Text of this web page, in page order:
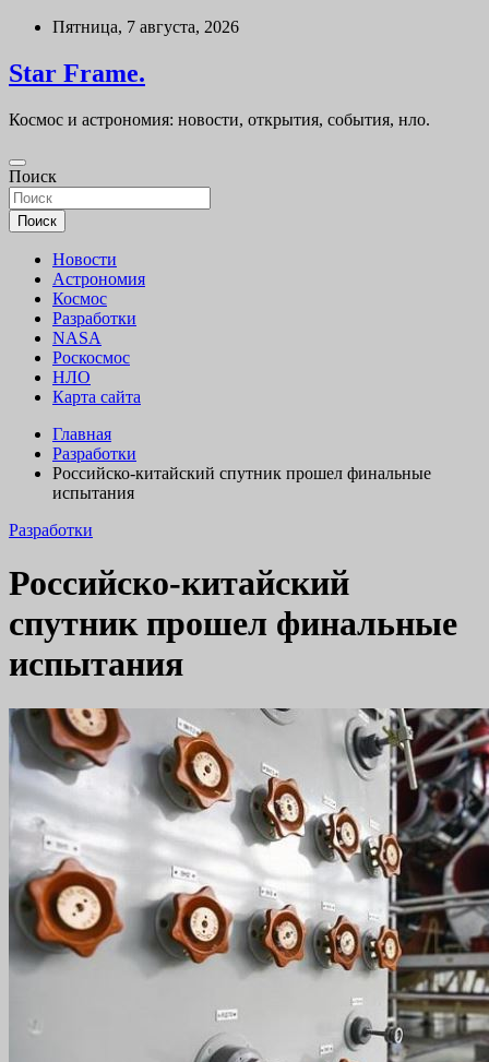
Перейти
содержимому
Пятница, 7 августа, 2026
Star Frame.
Космос и астрономия: новости, открытия, события, нло.
Поиск
Поиск
Новости
Астрономия
Космос
Разработки
NASA
Роскосмос
НЛО
Карта сайта
Главная
Разработки
Российско-китайский спутник прошел финальные
испытания
Разработки
Российско-китайский
спутник прошел финальные
испытания